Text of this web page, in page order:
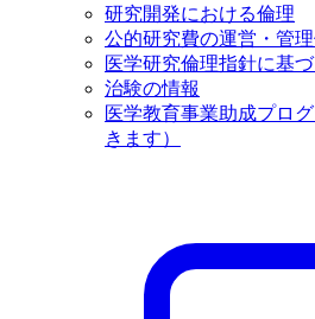
研究開発における倫理
公的研究費の運営・管理
医学研究倫理指針に基
治験の情報
医学教育事業助成プロ
きます）